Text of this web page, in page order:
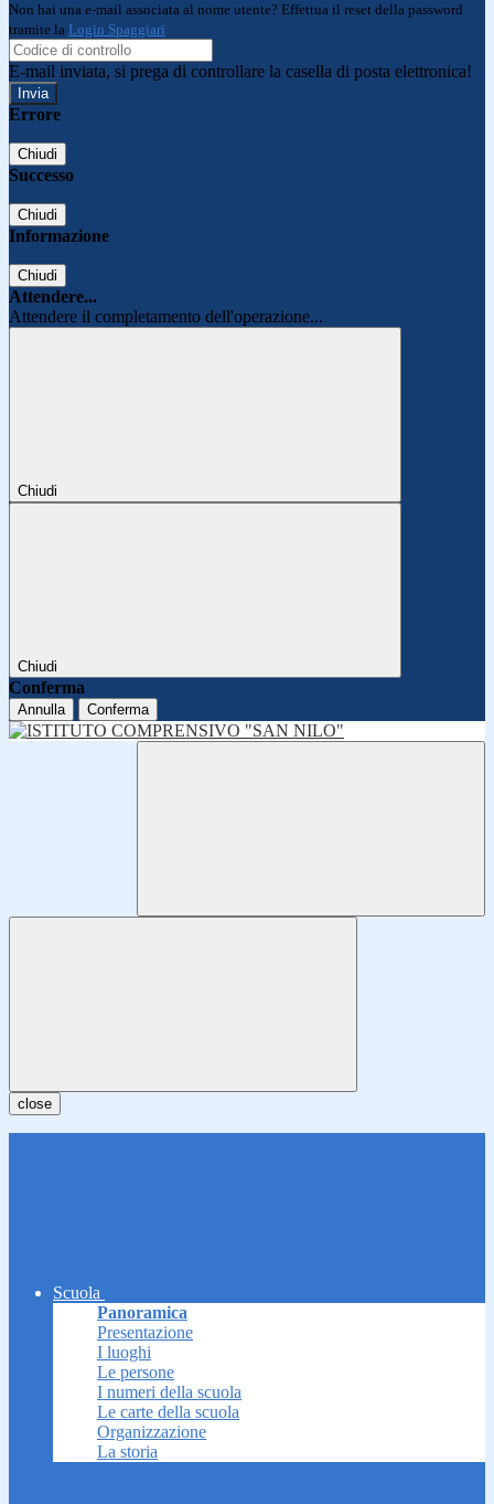
Non hai una e-mail associata al nome utente? Effettua il reset della password
tramite la Login Spaggiari
E-mail inviata, si prega di controllare la casella di posta elettronica!
Errore
Chiudi
Successo
Chiudi
Informazione
Chiudi
Attendere...
Attendere il completamento dell'operazione...
Chiudi
Chiudi
Conferma
Annulla Conferma
close
Scuola
Panoramica
Presentazione
I luoghi
Le persone
I numeri della scuola
Le carte della scuola
Organizzazione
La storia